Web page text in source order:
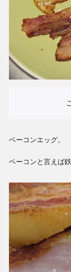
ベーコンエッグ。
ベーコンと言えば